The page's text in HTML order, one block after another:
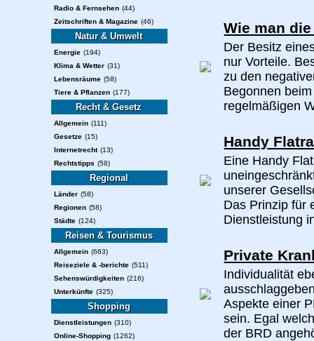
Radio & Fernsehen (44)
Zeitschriften & Magazine (46)
Natur & Umwelt
Energie (194)
Klima & Wetter (31)
Lebensräume (58)
Tiere & Pflanzen (177)
Recht & Gesetz
Allgemein (111)
Gesetze (15)
Internetrecht (13)
Rechtstipps (58)
Regional
Länder (58)
Regionen (58)
Städte (124)
Reisen & Tourismus
Allgemein (663)
Reiseziele & -berichte (511)
Sehenswürdigkeiten (216)
Unterkünfte (325)
Shopping
Dienstleistungen (310)
Online-Shopping (1262)
Wie man
Der Besitz
nur Vorteile.
zu den
Begonnen
regelmäßigen
Handy
Eine Handy
unserer
Das Prinzip für
Dienstleistung
Private
Individualität
Aspekte einer
sein. Egal
der BRD